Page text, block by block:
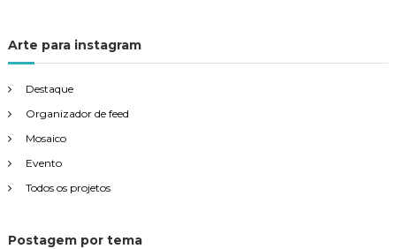
Arte para instagram
Destaque
Organizador de feed
Mosaico
Evento
Todos os projetos
Postagem por tema